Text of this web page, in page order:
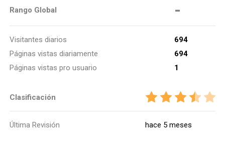
Rango Global -
Visitantes diarios
694
Páginas vistas diariamente
694
Páginas vistas pro usuario
1
Clasificación
Última Revisión hace 5 meses